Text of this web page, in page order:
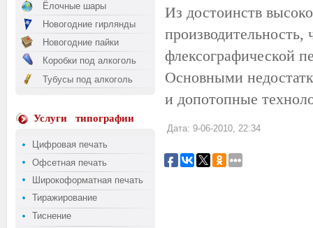
Ёлочные шары
Новогодние гирлянды
Новогодние пайки
Коробки под алкоголь
Тубусы под алкоголь
Услуги типографии
Цифровая печать
Офсетная печать
Широкоформатная печать
Тиражирование
Тиснение
Из достоинств
флексографической
Основными
и допотопные
Дата: 9-06-2010, 22:34